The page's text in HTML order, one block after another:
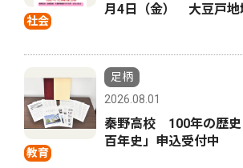
社会
月4日（金） 大豆戸地
教育
足柄
2026.08.01
秦野高校 100年の歴
百年史」申込受付中